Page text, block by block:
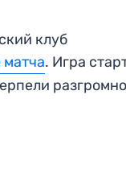
клуб
. Игра